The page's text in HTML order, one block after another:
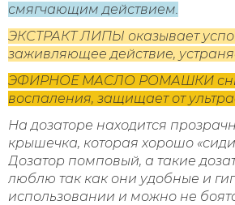
смягчающим действием.
ЭКСТРАКТ ЛИПЫ оказывает
заживляющее действие,
ЭФИРНОЕ МАСЛО РОМАШКИ
воспаления, защищает от
На дозаторе находится
крышечка, которая хорошо
Дозатор помповый, а такие
люблю так как они удобные и
использовании и можно не